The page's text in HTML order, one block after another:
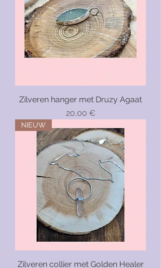
Zilveren hanger met Druzy Agaat
Precio
20,00 €
NIEUW
Zilveren collier met Golden Healer